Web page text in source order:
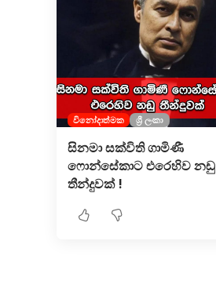
විනෝදාත්මක ශ්‍රී ලංකා
සිනමා සක්විති ගාමිණී
ෆොන්සේකාට එරෙහිව නඩු
තීන්දුවක් !